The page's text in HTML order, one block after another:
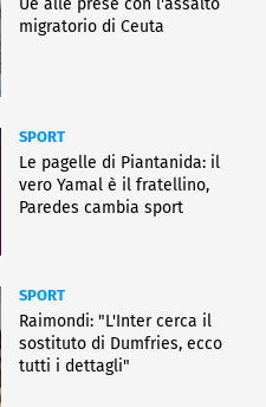
migratorio di Ceuta
SPORT
Le pagelle di Piantanida: il
vero Yamal è il fratellino,
Paredes cambia sport
SPORT
Raimondi: "L'Inter cerca il
sostituto di Dumfries, ecco
tutti i dettagli"